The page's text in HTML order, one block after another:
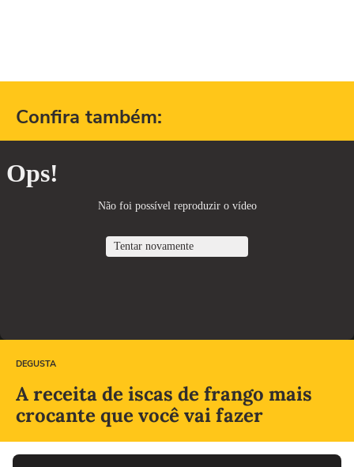
Confira também:
DEGUSTA
A receita de iscas de frango mais
crocante que você vai fazer